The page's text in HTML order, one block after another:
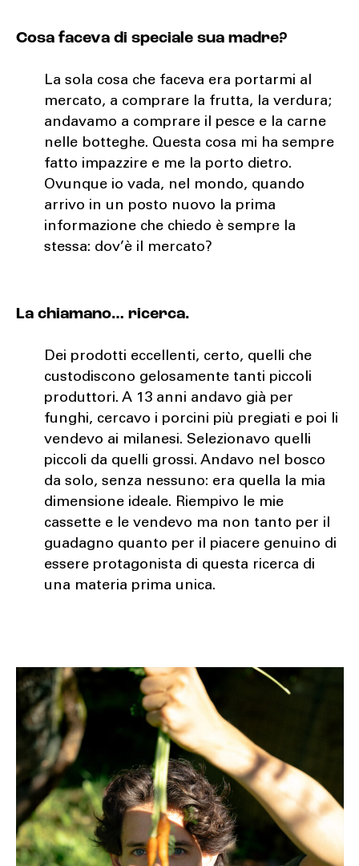
Cosa faceva di speciale sua madre?
La sola cosa che faceva era portarmi al
mercato, a comprare la frutta, la verdura;
andavamo a comprare il pesce e la carne
nelle botteghe. Questa cosa mi ha sempre
fatto impazzire e me la porto dietro.
Ovunque io vada, nel mondo, quando
arrivo in un posto nuovo la prima
informazione che chiedo è sempre la
stessa: dov’è il mercato?
La chiamano… ricerca.
Dei prodotti eccellenti, certo, quelli che
custodiscono gelosamente tanti piccoli
produttori. A 13 anni andavo già per
funghi, cercavo i porcini più pregiati e poi li
vendevo ai milanesi. Selezionavo quelli
piccoli da quelli grossi. Andavo nel bosco
da solo, senza nessuno: era quella la mia
dimensione ideale. Riempivo le mie
cassette e le vendevo ma non tanto per il
guadagno quanto per il piacere genuino di
essere protagonista di questa ricerca di
una materia prima unica.